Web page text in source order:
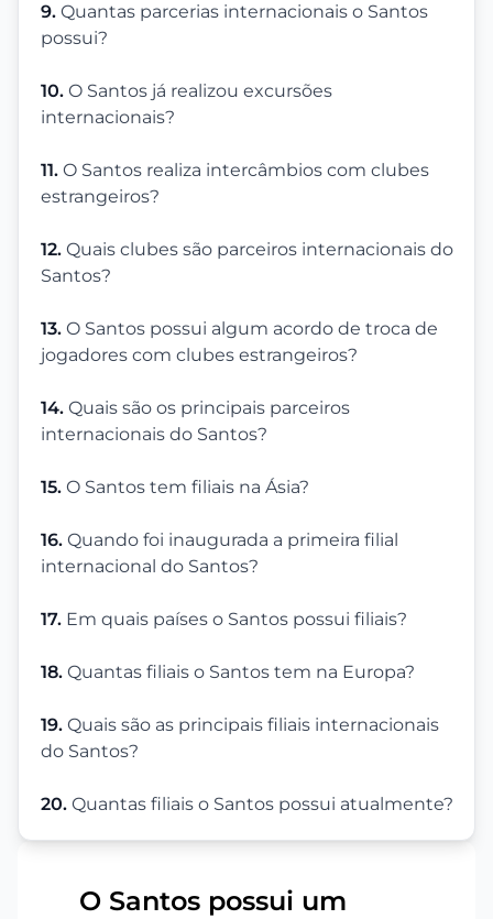
9. Quantas parcerias internacionais o Santos
possui?
10. O Santos já realizou excursões
internacionais?
11. O Santos realiza intercâmbios com clubes
estrangeiros?
12. Quais clubes são parceiros internacionais do
Santos?
13. O Santos possui algum acordo de troca de
jogadores com clubes estrangeiros?
14. Quais são os principais parceiros
internacionais do Santos?
15. O Santos tem filiais na Ásia?
16. Quando foi inaugurada a primeira filial
internacional do Santos?
17. Em quais países o Santos possui filiais?
18. Quantas filiais o Santos tem na Europa?
19. Quais são as principais filiais internacionais
do Santos?
20. Quantas filiais o Santos possui atualmente?
O Santos possui um